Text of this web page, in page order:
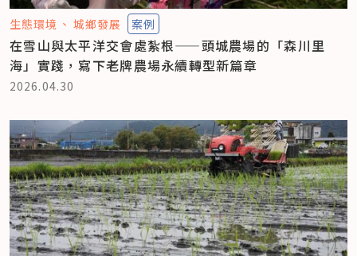
生態環境 城鄉發展 案例
在雪山與太平洋交會處紮根——頭城農場的「森川里
海」實踐，寫下老牌農場永續轉型新篇章
2026.04.30